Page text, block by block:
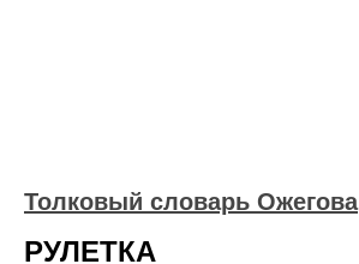
Толковый словарь Ожегова
РУЛЕТКА